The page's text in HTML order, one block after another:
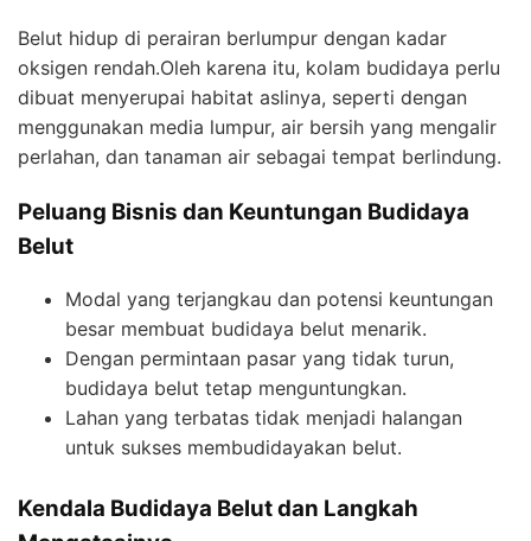
Belut hidup di perairan berlumpur dengan kadar
oksigen rendah.Oleh karena itu, kolam budidaya perlu
dibuat menyerupai habitat aslinya, seperti dengan
menggunakan media lumpur, air bersih yang mengalir
perlahan, dan tanaman air sebagai tempat berlindung.
Peluang Bisnis dan Keuntungan Budidaya
Belut
Modal yang terjangkau dan potensi keuntungan
besar membuat budidaya belut menarik.
Dengan permintaan pasar yang tidak turun,
budidaya belut tetap menguntungkan.
Lahan yang terbatas tidak menjadi halangan
untuk sukses membudidayakan belut.
Kendala Budidaya Belut dan Langkah